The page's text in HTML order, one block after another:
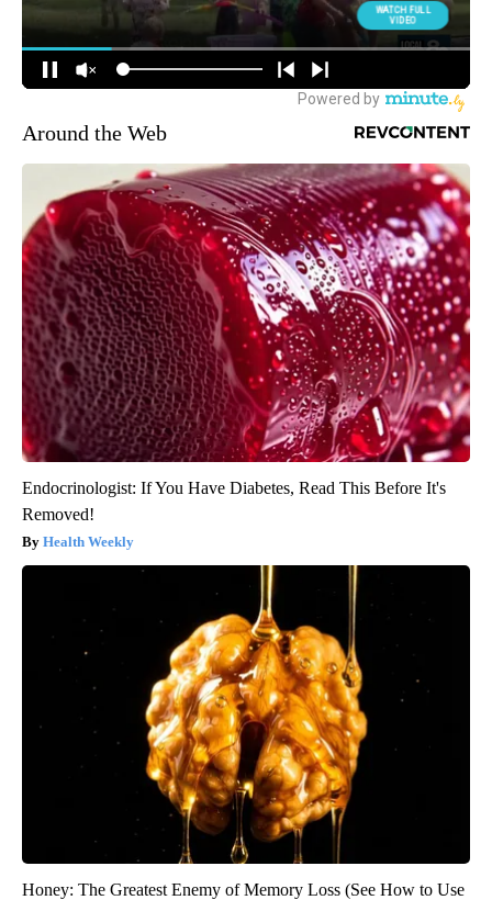
Around the Web
Endocrinologist: If You Have Diabetes, Read This Before It's
Removed!
Health Weekly
Honey: The Greatest Enemy of Memory Loss (See How to Use